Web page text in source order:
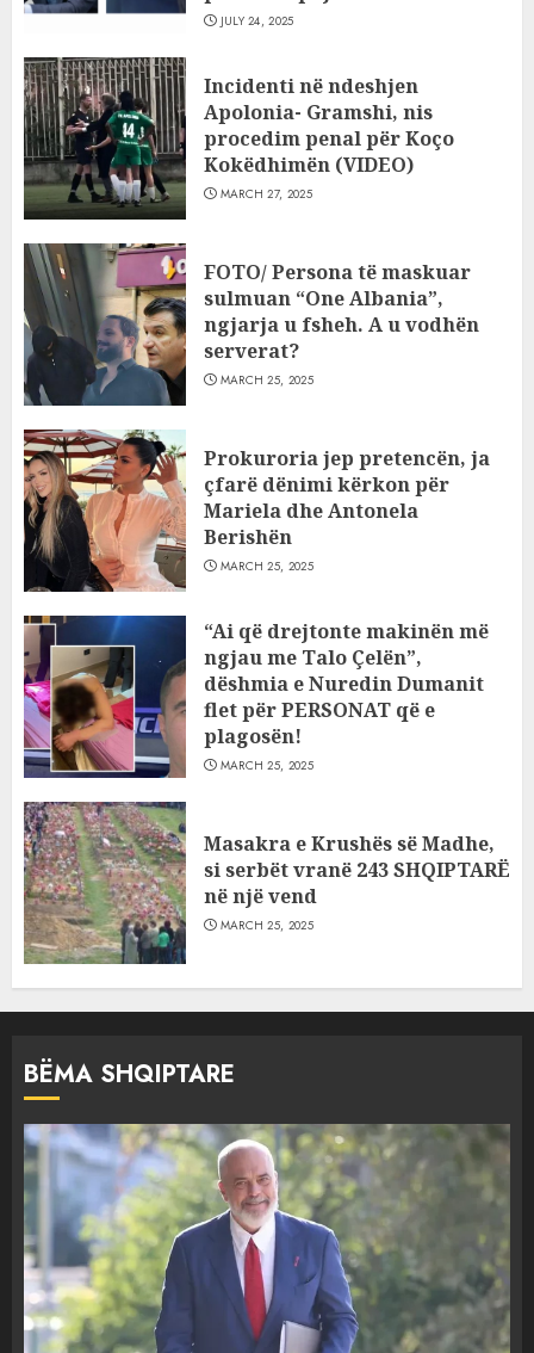
JULY 24, 2025
Incidenti në ndeshjen
Apolonia- Gramshi, nis
procedim penal për Koço
Kokëdhimën (VIDEO)
MARCH 27, 2025
FOTO/ Persona të maskuar
sulmuan “One Albania”,
ngjarja u fsheh. A u vodhën
serverat?
MARCH 25, 2025
Prokuroria jep pretencën, ja
çfarë dënimi kërkon për
Mariela dhe Antonela
Berishën
MARCH 25, 2025
“Ai që drejtonte makinën më
ngjau me Talo Çelën”,
dëshmia e Nuredin Dumanit
flet për PERSONAT që e
plagosën!
MARCH 25, 2025
Masakra e Krushës së Madhe,
si serbët vranë 243 SHQIPTARË
në një vend
MARCH 25, 2025
BËMA SHQIPTARE